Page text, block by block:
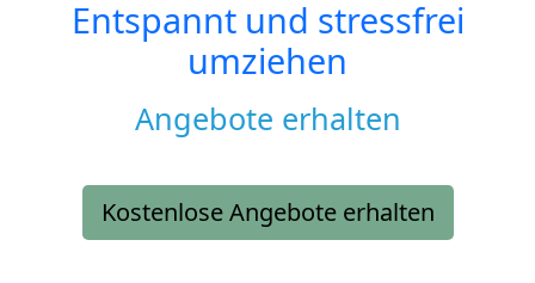
Entspannt und stressfrei
umziehen
Angebote erhalten
Kostenlose Angebote erhalten